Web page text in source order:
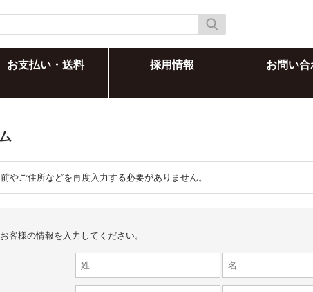
お支払い・送料 採用情報 お問い合
やご住所などを再度入力する必要がありません。
客様の情報を入力してください。